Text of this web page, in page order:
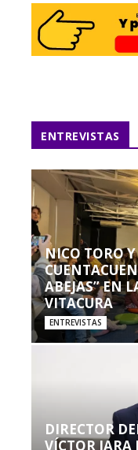
ENTREVISTAS
NICO TORO
ABEJAS” EN
VITACURA
ENTREVISTAS
DIRECTOR
VÍCTOR JARA